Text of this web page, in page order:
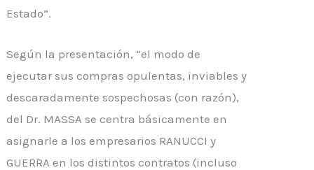
Estado”.
Según la presentación, “el modo de
ejecutar sus compras opulentas, inviables y
descaradamente sospechosas (con razón),
del Dr. MASSA se centra básicamente en
asignarle a los empresarios RANUCCI y
GUERRA en los distintos contratos (incluso